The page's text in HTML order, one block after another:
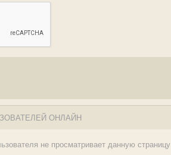
ОНЛАЙН
не просматривает данную страницу